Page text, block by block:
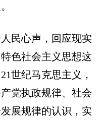
民心声，回应现实
色社会主义思想这
世纪马克思主义，
党执政规律、社会
展规律的认识，实